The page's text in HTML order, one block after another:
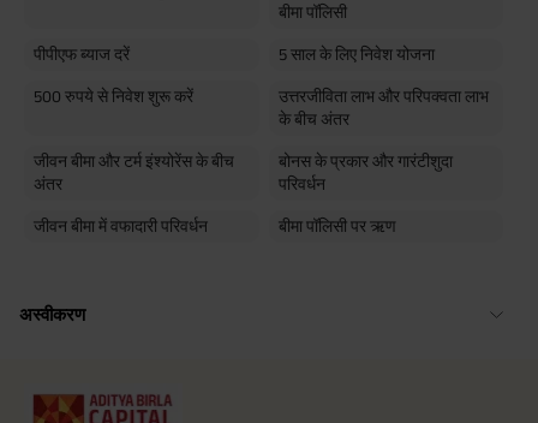
बीमा पॉलिसी
पीपीएफ ब्याज दरें 5 साल के लिए निवेश योजना
500 रुपये से निवेश शुरू करें
उत्तरजीविता लाभ और परिपक्वता लाभ
के बीच अंतर
जीवन बीमा और टर्म इंश्योरेंस के बीच
अंतर
बोनस के प्रकार और गारंटीशुदा
परिवर्धन
जीवन बीमा में वफादारी परिवर्धन बीमा पॉलिसी पर ऋण
अस्वीकरण